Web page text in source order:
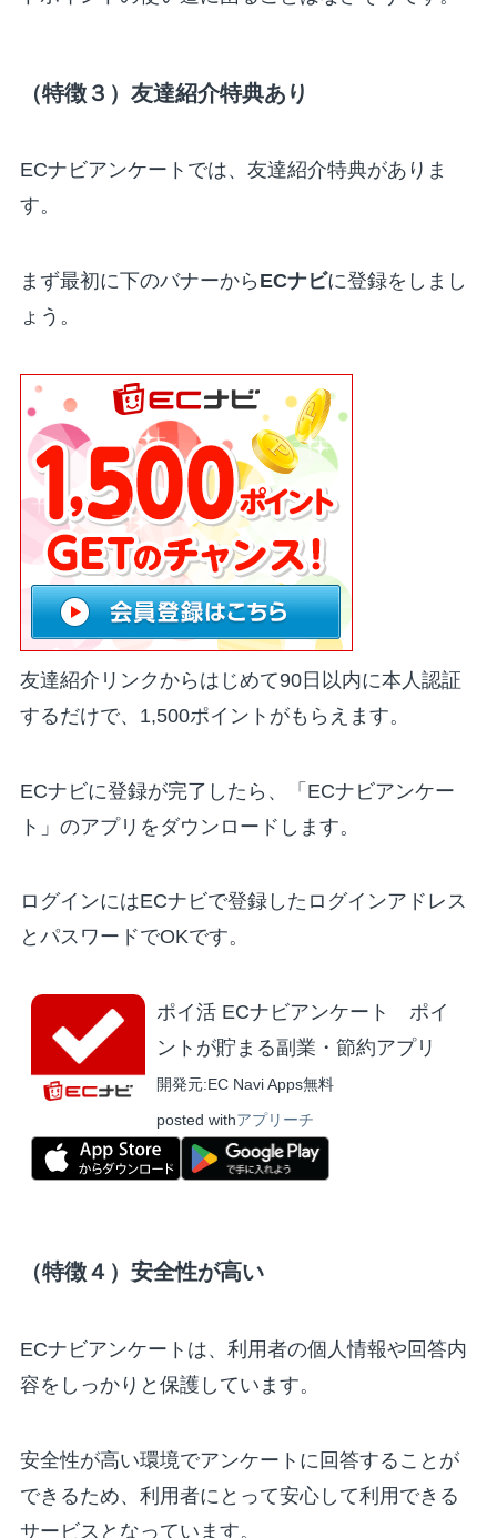
（特徴３）友達紹介特典あり
ECナビアンケートでは、友達紹介特典がありま
す。
まず最初に下のバナーから ECナビに登録をしまし
ょう。
友達紹介リンクからはじめて90日以内に本人認証
するだけで、1,500ポイントがもらえます。
ECナビに登録が完了したら、「ECナビアンケー
ト」のアプリをダウンロードします。
ログインにはECナビで登録したログインアドレス
とパスワードでOKです。
ポイ活 ECナビアンケート ポイ
ントが貯まる副業・節約アプリ
開発元:EC Navi Apps無料
posted withアプリーチ
（特徴４）安全性が高い
ECナビアンケートは、利用者の個人情報や回答内
容をしっかりと保護しています。
安全性が高い環境でアンケートに回答することが
できるため、利用者にとって安心して利用できる
サービスとなっています。